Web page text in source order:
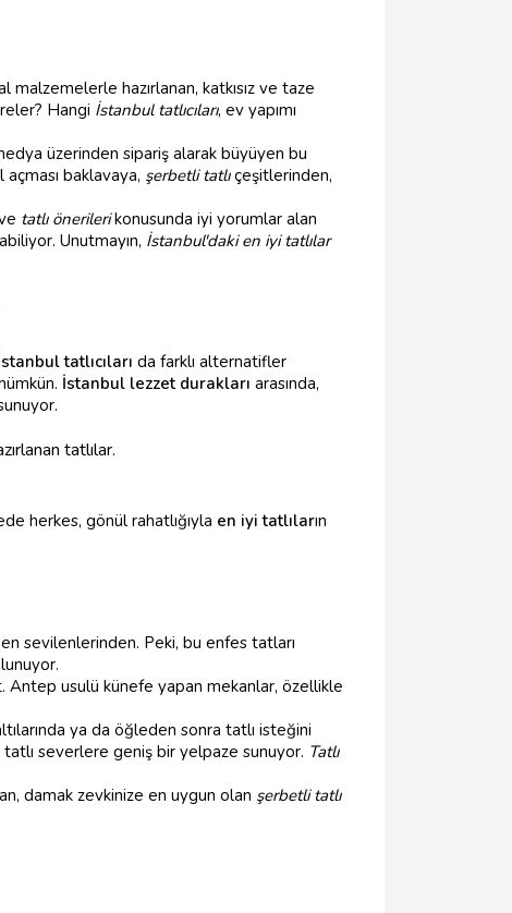
hazırlanan, katkısız ve taze
Hangi İstanbul tatlıcıları, ev yapımı
üzerinden sipariş alarak büyüyen bu
baklavaya, şerbetli tatlıçeşitlerinden,
tatlı önerilerikonusunda iyi yorumlar alan
Unutmayın, İstanbul'daki en iyi tatlılar
tatlıcıları da farklı alternatifler
İstanbul lezzet durakları arasında,
tatlılar.
herkes, gönül rahatlığıyla en iyi tatlıların
sevilenlerinden. Peki, bu enfes tatları
Antep usulü künefe yapan mekanlar, özellikle
ya da öğleden sonra tatlı isteğini
severlere geniş bir yelpaze sunuyor. Tatlı
damak zevkinize en uygun olan şerbetli tatlı